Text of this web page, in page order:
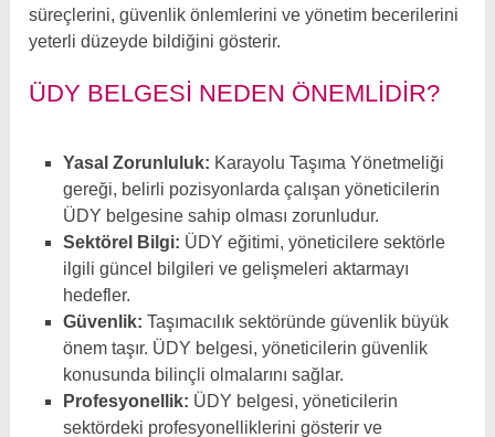
süreçlerini, güvenlik önlemlerini ve yönetim becerilerini
yeterli düzeyde bildiğini gösterir.
ÜDY BELGESI NEDEN ÖNEMLIDIR?
Yasal Zorunluluk: Karayolu Taşıma Yönetmeliği
gereği, belirli pozisyonlarda çalışan yöneticilerin
ÜDY belgesine sahip olması zorunludur.
Sektörel Bilgi: ÜDY eğitimi, yöneticilere sektörle
ilgili güncel bilgileri ve gelişmeleri aktarmayı
hedefler.
Güvenlik: Taşımacılık sektöründe güvenlik büyük
önem taşır. ÜDY belgesi, yöneticilerin güvenlik
konusunda bilinçli olmalarını sağlar.
Profesyonellik: ÜDY belgesi, yöneticilerin
sektördeki profesyonelliklerini gösterir ve